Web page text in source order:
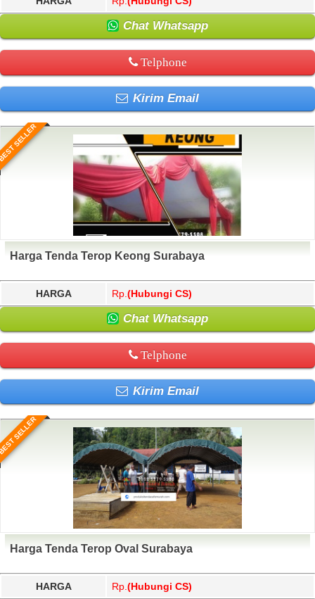
Chat Whatsapp
Telphone
Kirim Email
SELLER
Harga Tenda Terop Keong Surabaya
HARGA Rp. (Hubungi CS)
Chat Whatsapp
Telphone
Kirim Email
SELLER
Harga Tenda Terop Oval Surabaya
HARGA Rp. (Hubungi CS)